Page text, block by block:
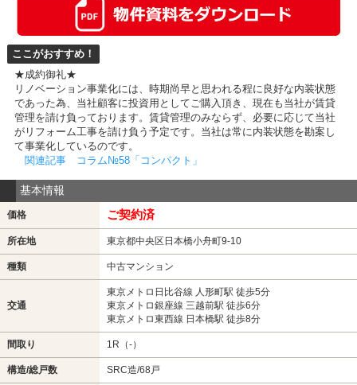
ここがおすすめ！
★成約御礼★
リノベーション事業化には、時期尚早と思われる程に良好な内装状態
であった為、当社顧客に投資用としてご購入頂き、現在も当社が賃貸
管理を請け負っております。賃貸管理のみならず、必要に応じて当社
がリフォーム工事を請け負う予定です。当社は常に内装状態を勘案し
て事業化しているのです。
関連記事 コラム№58「コンパクト」
基本情報
価格 ご契約済
所在地 東京都中央区日本橋小舟町9-10
種類 中古マンション
交通
東京メトロ日比谷線 人形町駅 徒歩5分
東京メトロ銀座線 三越前駅 徒歩6分
東京メトロ東西線 日本橋駅 徒歩8分
間取り 1R（-）
構造/総戸数 SRC造/68戸